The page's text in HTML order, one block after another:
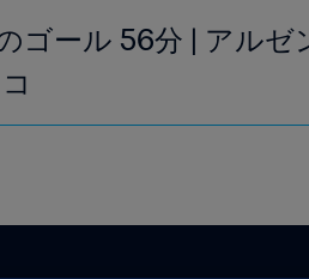
ゴール 56分 | アルゼ